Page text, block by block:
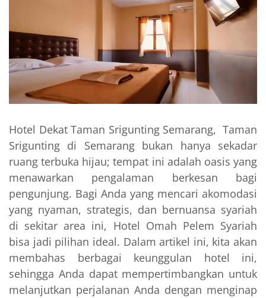
Hotel Dekat Taman Srigunting Semarang, Taman
Srigunting di Semarang bukan hanya sekadar
ruang terbuka hijau; tempat ini adalah oasis yang
menawarkan pengalaman berkesan bagi
pengunjung. Bagi Anda yang mencari akomodasi
yang nyaman, strategis, dan bernuansa syariah
di sekitar area ini, Hotel Omah Pelem Syariah
bisa jadi pilihan ideal. Dalam artikel ini, kita akan
membahas berbagai keunggulan hotel ini,
sehingga Anda dapat mempertimbangkan untuk
melanjutkan perjalanan Anda dengan menginap